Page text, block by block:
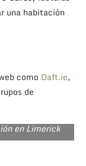
una habitación
como Daft.ie,
de
en Limerick